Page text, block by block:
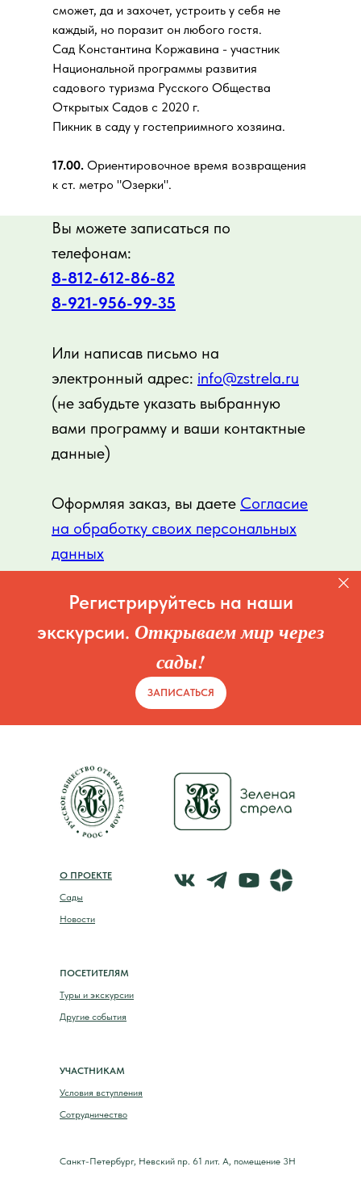
сможет, да и захочет, устроить у себя не
каждый, но поразит он любого гостя.
Сад Константина Коржавина - участник
Национальной программы развития
садового туризма Русского Общества
Открытых Садов с 2020 г.
Пикник в саду у гостеприимного хозяина.
17.00. Ориентировочное время возвращения
к ст. метро "Озерки".
Вы можете записаться по
телефонам:
8-812-612-86-82
8-921-956-99-35
Или написав письмо на
электронный адрес: info@zstrela.ru
(не забудьте указать выбранную
вами программу и ваши контактные
данные)
Оформляя заказ, вы даете Согласие
на обработку своих персональных
данных
Регистрируйтесь на наши
экскурсии. Открываем мир через
сады!
ЗАПИСАТЬСЯ
О ПРОЕКТЕ
Сады
Новости
ПОСЕТИТЕЛЯМ
Туры и экскурсии
Другие события
УЧАСТНИКАМ
Условия вступления
Сотрудничество
Санкт-Петербург, Невский пр. 61 лит. А, помещение 3Н